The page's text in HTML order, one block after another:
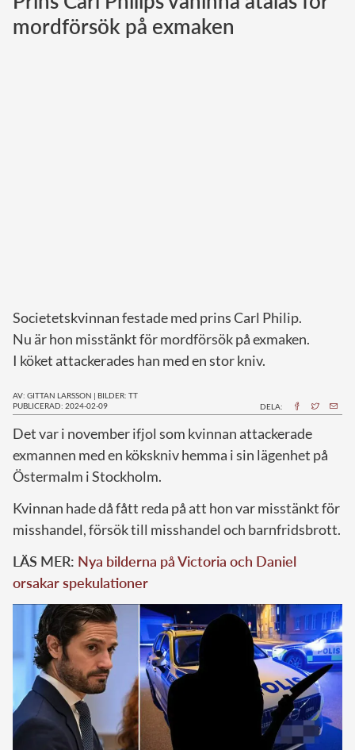
Norska kungahuset
mordförsök på exmaken
Societetskvinnan festade med prins Carl Philip.
Nu är hon misstänkt för mordförsök på exmaken.
I köket attackerades han med en stor kniv.
AV: GITTAN LARSSON | BILDER: TT
PUBLICERAD: 2024-02-09
DELA:
Det var i november ifjol som kvinnan attackerade
exmannen med en kökskniv hemma i sin lägenhet på
Östermalm i Stockholm.
Kvinnan hade då fått reda på att hon var misstänkt för
misshandel, försök till misshandel och barnfridsbrott.
LÄS MER: Nya bilderna på Victoria och Daniel
orsakar spekulationer